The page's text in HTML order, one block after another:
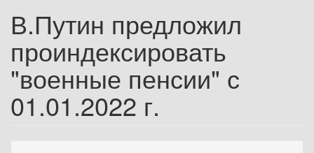
В.Путин предложил
проиндексировать
"военные пенсии" с
01.01.2022 г.